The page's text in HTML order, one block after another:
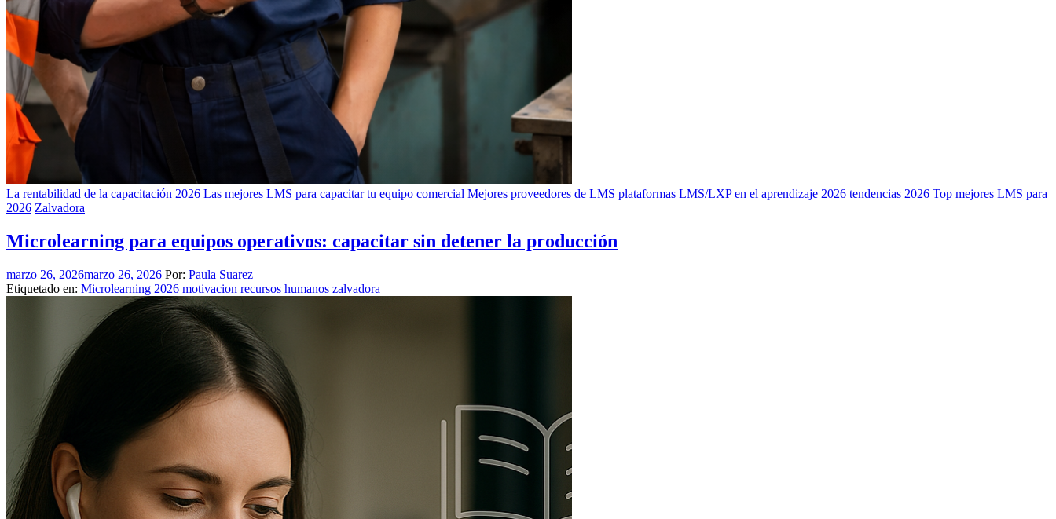
La rentabilidad de la capacitación 2026 Las mejores LMS para capacitar tu equipo comercial Mejores proveedores de LMS plataformas LMS/LXP en el aprendizaje 2026 tendencias 2026 Top mejores LMS para
2026 Zalvadora
Microlearning para equipos operativos: capacitar sin detener la producción
marzo 26, 2026marzo 26, 2026 Por: Paula Suarez
Etiquetado en: Microlearning 2026 motivacion recursos humanos zalvadora